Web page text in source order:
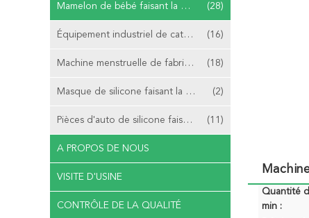
Mamelon de bébé faisant la machine (28)
Équipement industriel de cathéter (16)
Machine menstruelle de fabrication de tasse (18)
Masque de silicone faisant la machine (2)
Pièces d'auto de silicone faisant la machine (11)
A PROPOS DE NOUS
VISITE D'USINE
CONTRÔLE DE LA QUALITÉ
Quantité
min :